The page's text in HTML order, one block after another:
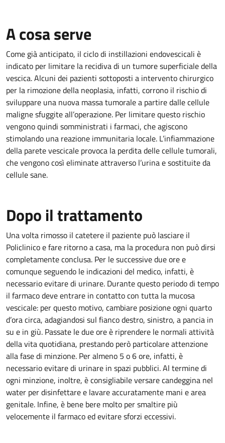
A cosa serve
Come già anticipato, il ciclo di instillazioni endovescicali è
indicato per limitare la recidiva di un tumore superficiale della
vescica. Alcuni dei pazienti sottoposti a intervento chirurgico
per la rimozione della neoplasia, infatti, corrono il rischio di
sviluppare una nuova massa tumorale a partire dalle cellule
maligne sfuggite all’operazione. Per limitare questo rischio
vengono quindi somministrati i farmaci, che agiscono
stimolando una reazione immunitaria locale. L’infiammazione
della parete vescicale provoca la perdita delle cellule tumorali,
che vengono così eliminate attraverso l’urina e sostituite da
cellule sane.
Dopo il trattamento
Una volta rimosso il catetere il paziente può lasciare il
Policlinico e fare ritorno a casa, ma la procedura non può dirsi
completamente conclusa. Per le successive due ore e
comunque seguendo le indicazioni del medico, infatti, è
necessario evitare di urinare. Durante questo periodo di tempo
il farmaco deve entrare in contatto con tutta la mucosa
vescicale: per questo motivo, cambiare posizione ogni quarto
d’ora circa, adagiandosi sul fianco destro, sinistro, a pancia in
su e in giù. Passate le due ore è riprendere le normali attività
della vita quotidiana, prestando però particolare attenzione
alla fase di minzione. Per almeno 5 o 6 ore, infatti, è
necessario evitare di urinare in spazi pubblici. Al termine di
ogni minzione, inoltre, è consigliabile versare candeggina nel
water per disinfettare e lavare accuratamente mani e area
genitale. Infine, è bene bere molto per smaltire più
velocemente il farmaco ed evitare sforzi eccessivi.